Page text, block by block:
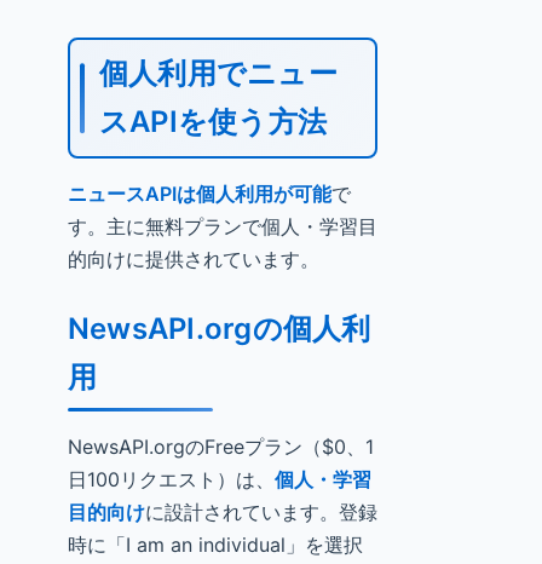
個人利用でニュー
スAPIを使う方法
ニュースAPIは個人利用が可能で
す。主に無料プランで個人・学習目
的向けに提供されています。
NewsAPI.orgの個人利
用
NewsAPI.orgのFreeプラン（$0、1
日100リクエスト）は、 個人・学習
目的向けに設計されています。登録
時に「I am an individual」を選択